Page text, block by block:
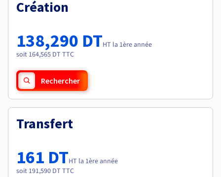
Tarifs
Roadmap & Changelog
Roadmap & Changelog
Création
138,290 DTHT la 1ère année
soit 164,565 DT TTC
Rechercher
Transfert
161 DTHT la 1ère année
soit 191,590 DT TTC